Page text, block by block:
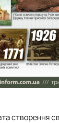
створення